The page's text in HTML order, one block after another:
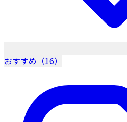
おすすめ（16）